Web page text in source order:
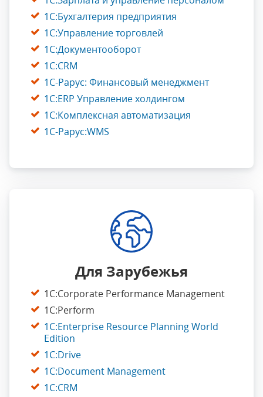
1С:Бухгалтерия предприятия
1С:Управление торговлей
1С:Документооборот
1С:CRM
1С-Рарус: Финансовый менеджмент
1С:ERP Управление холдингом
1С:Комплексная автоматизация
1С-Рарус:WMS
Для Зарубежья
1C:Corporate Performance Management
1С:Perform
1C:Enterprise Resource Planning World
Edition
1C:Drive
1C:Document Management
1C:CRM